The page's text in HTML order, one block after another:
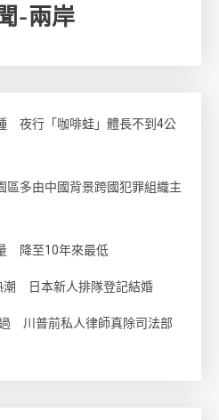
-兩岸
夜行「咖啡蛙」體長不到4公
區多由中國背景跨國犯罪組織主
降至10年來最低
潮 日本新人排隊登記結婚
川普前私人律師真除司法部